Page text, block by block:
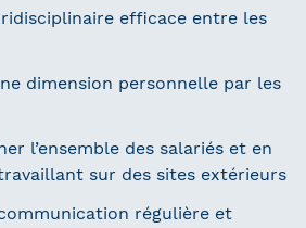
efficace entre les
dimension personnelle par les
l’ensemble des salariés et en
sur des sites extérieurs
régulière et